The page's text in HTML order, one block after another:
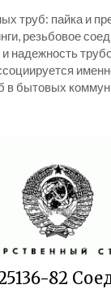
труб: пайка и
резьбовое
надежность
в бытовых
82